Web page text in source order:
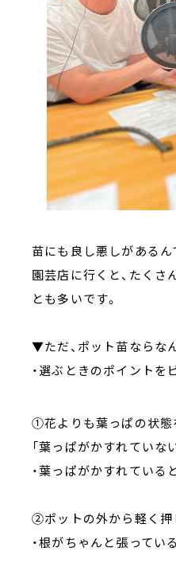
苗にも良し悪しがあるん
園芸店に行くと、たく
とも多いです。
▼ただ、ポット苗ならな
・選ぶときのポイントを
①花よりも葉っぱの状態
「葉っぱがかすれていな
・葉っぱがかすれている
②ポットの外から軽く押
・根がちゃんと張ってい